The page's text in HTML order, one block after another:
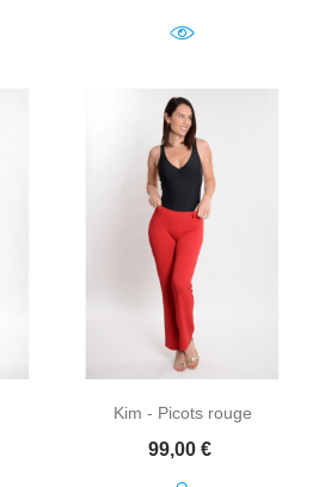
Kim - Picots rouge
Prix
99,00 €